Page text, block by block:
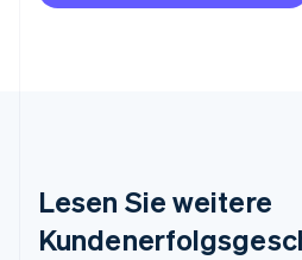
Lesen Sie weitere
NederlandsFrançaisDeutsch
DeutschEnglish
English